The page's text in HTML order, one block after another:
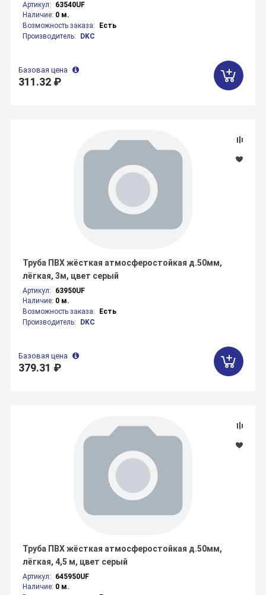
Артикул:
63540UF
Наличие: 0 м.
Возможность заказа:
Есть
Производитель:
DKC
Базовая цена
311.32 ₽
Артикул:
63950UF
Наличие: 0 м.
Возможность заказа:
Есть
Производитель:
DKC
Труба ПВХ жёсткая атмосферостойкая д.50мм,
лёгкая, 3м, цвет серый
Базовая цена
379.31 ₽
Артикул:
645950UF
Наличие: 0 м.
Труба ПВХ жёсткая атмосферостойкая д.50мм,
лёгкая, 4,5 м, цвет серый